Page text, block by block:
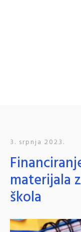
3. srpnja 2023.
materijala
škola